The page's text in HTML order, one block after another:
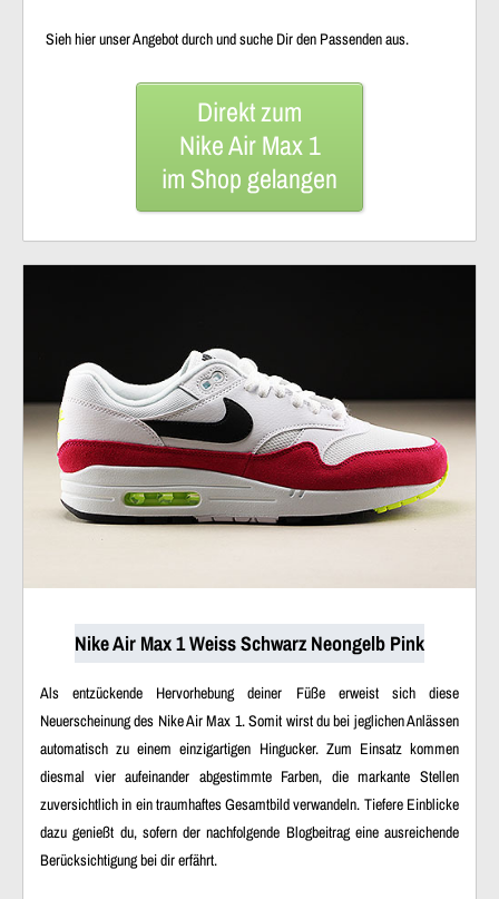
Sieh hier unser Angebot durch und suche Dir den Passenden aus.
Direkt zum
Nike Air Max 1
im Shop gelangen
Nike Air Max 1 Weiss Schwarz Neongelb Pink
Als entzückende Hervorhebung deiner Füße erweist sich diese
Neuerscheinung des Nike Air Max 1. Somit wirst du bei jeglichen Anlässen
automatisch zu einem einzigartigen Hingucker. Zum Einsatz kommen
diesmal vier aufeinander abgestimmte Farben, die markante Stellen
zuversichtlich in ein traumhaftes Gesamtbild verwandeln. Tiefere Einblicke
dazu genießt du, sofern der nachfolgende Blogbeitrag eine ausreichende
Berücksichtigung bei dir erfährt.